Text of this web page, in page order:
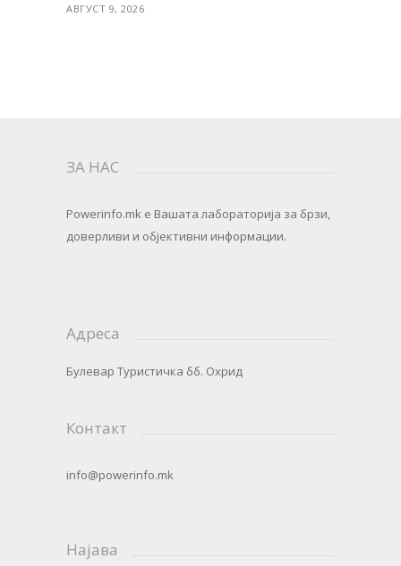
АВГУСТ 9, 2026
ЗА НАС
Powerinfo.mk e Вашата лабораторија за брзи,
доверливи и објективни информации.
Адреса
Булевар Туристичка бб. Охрид
Контакт
info@powerinfo.mk
Најава